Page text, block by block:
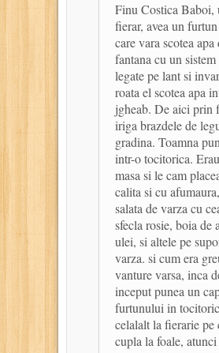
Finu Costica Baboi,
fierar, avea un
care vara scotea apa
fantana cu un
legate pe lant si
roata el scotea apa
jgheab. De aici prin
iriga brazdele de
gradina. Toamna
intr-o tocitorica.
masa si le cam
calita si cu
salata de varza cu
sfecla rosie, boia de
ulei, si altele pe
varza. si cum era
vanture varsa, inca
inceput punea un
furtunului in
celalalt la fierarie pe
cupla la foale,